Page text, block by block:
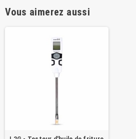
Vous aimerez aussi